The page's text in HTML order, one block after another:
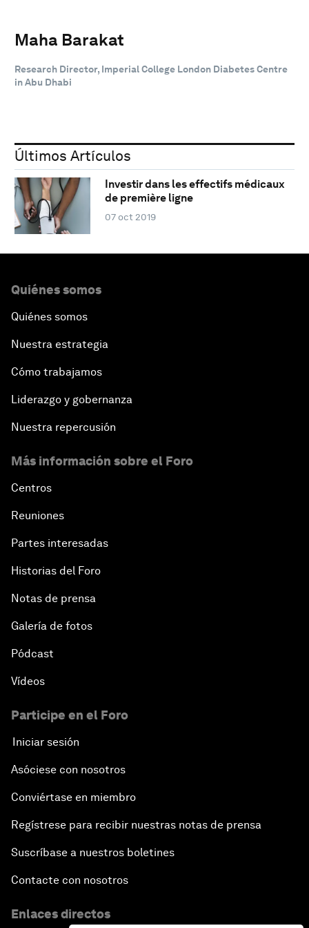
Maha Barakat
Research Director, Imperial College London Diabetes Centre
in Abu Dhabi
Últimos Artículos
Investir dans les effectifs médicaux
de première ligne
07 oct 2019
Quiénes somos
Quiénes somos
Nuestra estrategia
Cómo trabajamos
Liderazgo y gobernanza
Nuestra repercusión
Más información sobre el Foro
Centros
Reuniones
Partes interesadas
Historias del Foro
Notas de prensa
Galería de fotos
Pódcast
Vídeos
Participe en el Foro
Iniciar sesión
Asóciese con nosotros
Conviértase en miembro
Regístrese para recibir nuestras notas de prensa
Suscríbase a nuestros boletines
Contacte con nosotros
Enlaces directos